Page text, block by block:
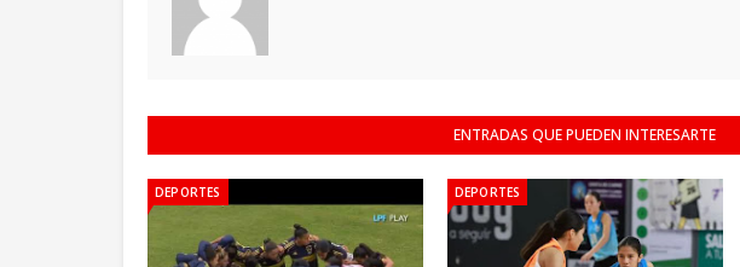
ENTRADAS QUE PUEDEN INTERESARTE
DEPORTES DEPORTES